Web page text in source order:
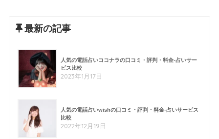
最新の記事
人気の電話占いココナラの口コミ・評判・料金-占いサー
ビス比較
2023年1月17日
人気の電話占いwishの口コミ・評判・料金-占いサービス
比較
2022年12月19日